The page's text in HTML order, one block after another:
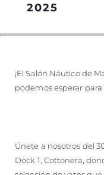
VALORE
2025
¡El Salón Náutico de
podemos esperar
Únete a nosotros del
Dock 1, Cottonera,